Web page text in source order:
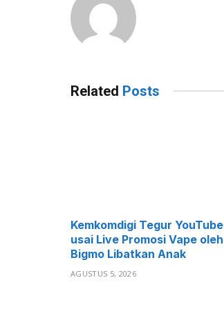
Related Posts
Kemkomdigi Tegur YouTube
usai Live Promosi Vape oleh
Bigmo Libatkan Anak
AGUSTUS 5, 2026